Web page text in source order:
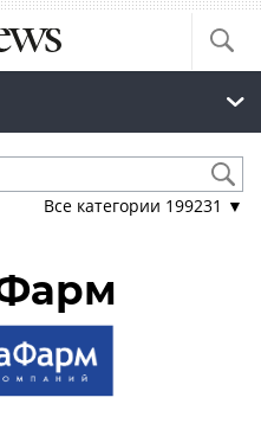
Все категории 199231 ▼